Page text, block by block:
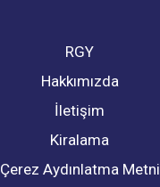
RGY
Hakkımızda
İletişim
Kiralama
Çerez Aydınlatma Metni